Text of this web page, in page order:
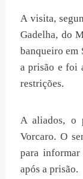
A visita,
Gadelha, do
banqueiro em
a prisão e foi
restrições.
A aliados, o
Vorcaro. O
para
após a prisão.